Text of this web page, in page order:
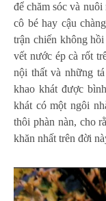
để chăm sóc và
cô bé hay cậu
trận chiến không
vết nước ép cà rốt
nội thất và những
khao khát được
khát có một ngôi
thôi phàn nàn, cho
khăn nhất trên đời